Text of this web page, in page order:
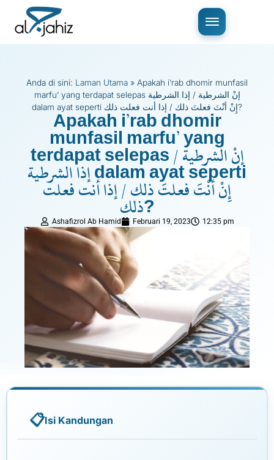
Anda di sini: Laman Utama » Apakah i’rab dhomir munfasil
marfu’ yang terdapat selepas إنْ الشرطية / إذا الشرطية
dalam ayat seperti إِنْ أنْتَ فعلتَ ذلك / إذا أنت فعلت ذلك?
Apakah i’rab dhomir
munfasil marfu’ yang
terdapat selepas إنْ الشرطية /
إذا الشرطية dalam ayat seperti
إِنْ أنْتَ فعلتَ ذلك / إذا أنت فعلت
ذلك? Ashafizrol Ab Hamid Februari 19, 2023 12:35 pm
Isi Kandungan